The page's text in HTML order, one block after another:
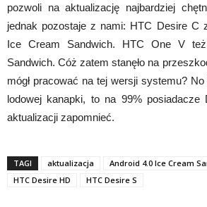
pozwoli na aktualizację najbardziej
jednak pozostaje z nami: HTC Desire C
Ice Cream Sandwich. HTC One V
Sandwich. Cóż zatem stanęło na
mógł pracować na tej wersji systemu?
lodowej kanapki, to na 99%
aktualizacji zapomnieć.
TAGI aktualizacja Android 4.0 Ice Cream
HTC Desire HD
HTC Desire S